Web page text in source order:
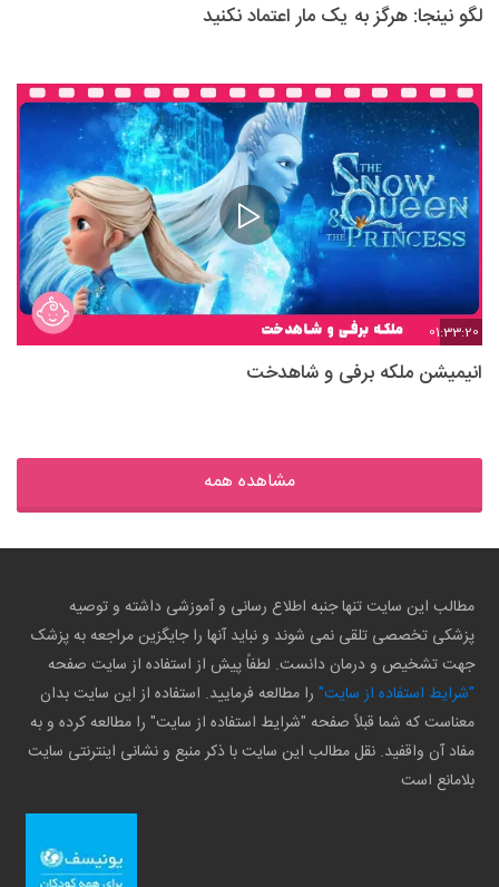
لگو نینجا: هرگز به یک مار اعتماد نکنید
01:33:20
انیمیشن ملکه برفی و شاهدخت
مشاهده همه
مطالب این سایت تنها جنبه اطلاع رسانی و آموزشی داشته و توصیه
پزشکی تخصصی تلقی نمی شوند و نباید آنها را جایگزین مراجعه به پزشک
جهت تشخیص و درمان دانست. لطفاً پیش از استفاده از سایت صفحه
"شرایط استفاده از سایت" را مطالعه فرمایید. استفاده از این سایت بدان
معناست که شما قبلاً صفحه "شرایط استفاده از سایت" را مطالعه کرده و به
مفاد آن واقفید. نقل مطالب این سایت با ذکر منبع و نشانی اینترنتی سایت
بلامانع است